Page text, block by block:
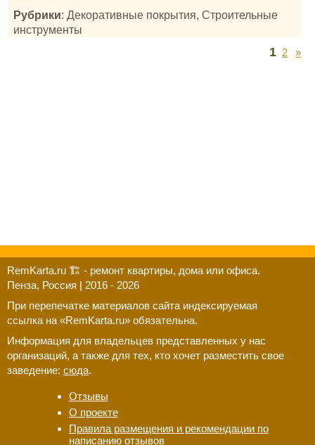
Рубрики: Декоративные покрытия, Строительные
инструменты
1 2 »
RemKarta.ru 🏗️ - ремонт квартиры, дома или офиса.
Пенза, Россия | 2016 - 2026
При перепечатке материалов сайта индексируемая
ссылка на «RemKarta.ru» обязательна.
Информация для владельцев представленных у нас
организаций, а также для тех, кто хочет разместить свое
заведение: сюда.
Отзывы